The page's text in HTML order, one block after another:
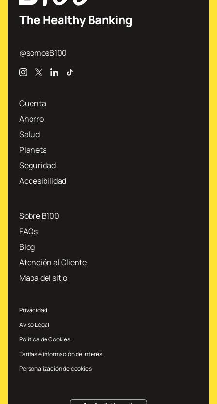
@somosB100
InstagramLinkedin
Cuenta
Ahorro
Salud
Planeta
Seguridad
Accesibilidad
Sobre B100
FAQs
Blog
Atención al Cliente
Mapa del sitio
Privacidad
Aviso Legal
Política de Cookies
Tarifas e información de interés
Personalización de cookies